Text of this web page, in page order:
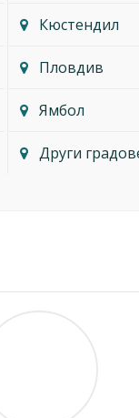
Кюстендил
Пловдив
Ямбол
Други